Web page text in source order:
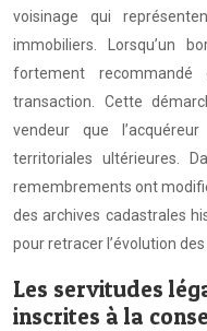
voisinage qui
immobiliers. Lorsqu’un
fortement
transaction. Cette
vendeur que
territoriales ultérieures.
remembrements ont
des archives cadastrales
pour retracer l’évolution
Les servitudes
inscrites à la